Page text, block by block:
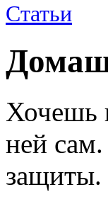
Статьи
Хочешь
ней